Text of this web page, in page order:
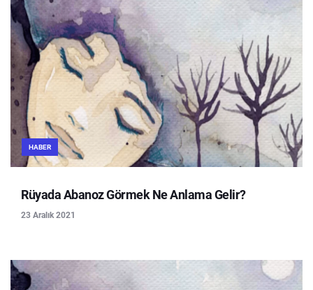
HABER
Rüyada Abanoz Görmek Ne Anlama Gelir?
23 Aralık 2021